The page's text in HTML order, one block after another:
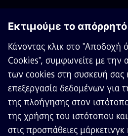
ΣΧΕΤΙΚΆ ΜΕ ΤΗ SIEMENS
ΕΠΙΚΟΙΝΩΝΉΣΤΕ ΜΑΖΊ ΜΑΣ
ΚΑΡΙΈΡΑ